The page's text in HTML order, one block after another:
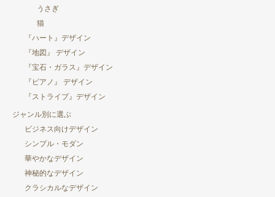
うさぎ
猫
『ハート』デザイン
『地図』 デザイン
『宝石・ガラス』デザイン
『ピアノ』 デザイン
『ストライプ』デザイン
ジャンル別に選ぶ
ビジネス向けデザイン
シンプル・モダン
華やかなデザイン
神秘的なデザイン
クラシカルなデザイン